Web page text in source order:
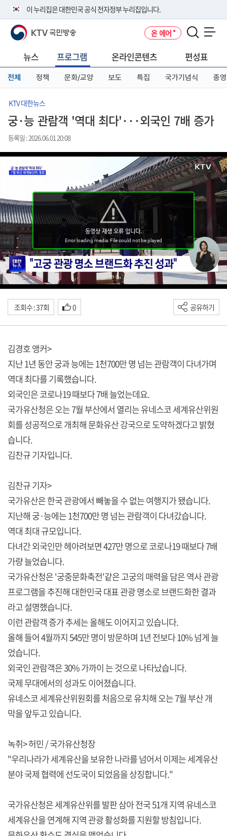
이 누리집은 대한민국 공식 전자정부 누리집입니다.
공식 누리집 주소 확인하기
니다.
이밖에 or.kr 또는 .kr등 다른 도메인 주소를 사용하고 있다면 아래 URL에
서 도메인 주소를 확인해 보세요
KTV 국민방송 온 에어
뉴스 프로그램 온라인콘텐츠 편성표
전체 정책 문화/교양 보도 특집 국가기념식 종영
KTV 대한뉴스
궁·능 관람객 '역대 최다'···외국인 7배 증가
등록일 : 2026.06.01 20:08
조회수 : 37회 0 공유하기
김경호 앵커>
지난 1년 동안 궁과 능에는 1천700만 명 넘는 관람객이 다녀가며
역대 최다를 기록했습니다.
외국인은 코로나19 때보다 7배 늘었는데요.
국가유산청은 오는 7월 부산에서 열리는 유네스코 세계유산위원
회를 성공적으로 개최해 문화유산 강국으로 도약하겠다고 밝혔
습니다.
김찬규 기자입니다.
김찬규 기자>
국가유산은 한국 관광에서 빼놓을 수 없는 여행지가 됐습니다.
지난해 궁·능에는 1천700만 명 넘는 관람객이 다녀갔습니다.
역대 최대 규모입니다.
다녀간 외국인만 헤아려보면 427만 명으로 코로나19 때보다 7배
가량 늘었습니다.
국가유산청은 '궁중문화축전'같은 고궁의 매력을 담은 역사 관광
프로그램을 추진해 대한민국 대표 관광 명소로 브랜드화한 결과
라고 설명했습니다.
이런 관람객 증가 추세는 올해도 이어지고 있습니다.
올해 들어 4월까지 545만 명이 방문하며 1년 전보다 10% 넘게 늘
었습니다.
외국인 관람객은 30% 가까이 는 것으로 나타났습니다.
국제 무대에서의 성과도 이어졌습니다.
유네스코 세계유산위원회를 처음으로 유치해 오는 7월 부산 개
막을 앞두고 있습니다.
녹취> 허민 / 국가유산청장
"우리나라가 세계유산을 보유한 나라를 넘어서 이제는 세계유산
분야 국제 협력에 선도국이 되었음을 상징합니다."
국가유산청은 세계유산위를 발판 삼아 전국 51개 지역 유네스코
세계유산을 연계해 지역 관광 활성화를 지원할 방침입니다.